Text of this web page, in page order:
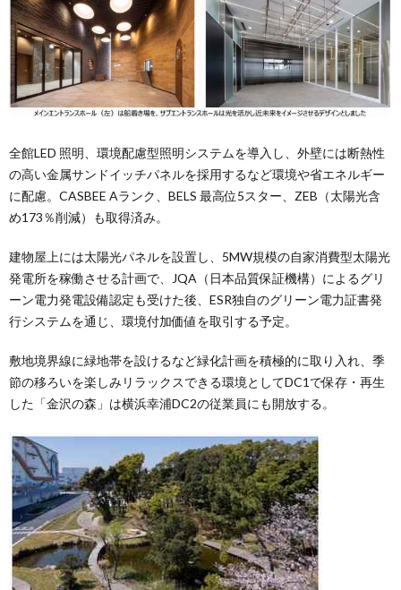
全館LED 照明、環境配慮型照明システムを導⼊し、外壁には断熱性
の⾼い⾦属サンドイッチパネルを採⽤するなど環境や省エネルギー
に配慮。CASBEE Aランク、BELS 最⾼位5スター、ZEB（太陽光含
め173％削減）も取得済み。
建物屋上には太陽光パネルを設置し、5MW規模の⾃家消費型太陽光
発電所を稼働させる計画で、JQA（⽇本品質保証機構）によるグリ
ーン電⼒発電設備認定も受けた後、ESR独⾃のグリーン電⼒証書発
⾏システムを通じ、環境付加価値を取引する予定。
敷地境界線に緑地帯を設けるなど緑化計画を積極的に取り⼊れ、季
節の移ろいを楽しみリラックスできる環境としてDC1で保存・再⽣
した「⾦沢の森」は横浜幸浦DC2の従業員にも開放する。